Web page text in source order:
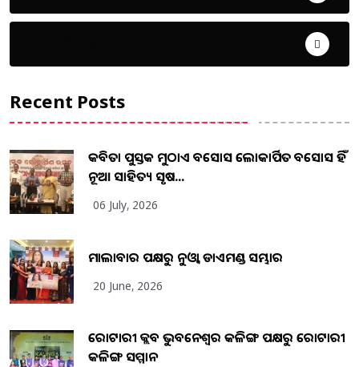
Recent Posts
କବିତା ପୁସ୍ତକ ମୁଠାଏ ଅବସୋସ ଲୋକାର୍ପିତ ଅବସୋସ ହିଁ
ନୂଆ ସାହିତ୍ୟ ସୃଷ...
06 July, 2026
ମାଲାବାର ପକ୍ଷରୁ ନୁଓ୍ବା ଡାଏମଣ୍ଡ ସମ୍ଭାର
20 June, 2026
ରୋଟାରୀ କ୍ଲବ ଭୁବନେଶ୍ୱର କଳିଙ୍ଗ ପକ୍ଷରୁ ରୋଟାରୀ
କଳିଙ୍ଗ ସମ୍ମାନ